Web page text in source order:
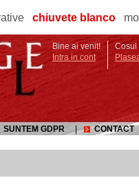
chiuvete blanco
Bine ai venit!
Intra in cont
Cosul
SUNTEM GDPR CONTACT